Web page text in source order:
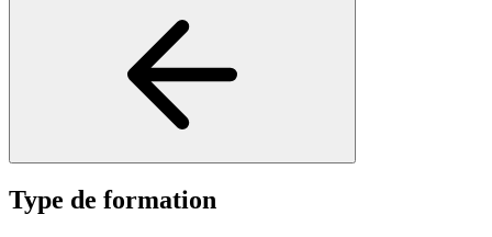
Type de formation